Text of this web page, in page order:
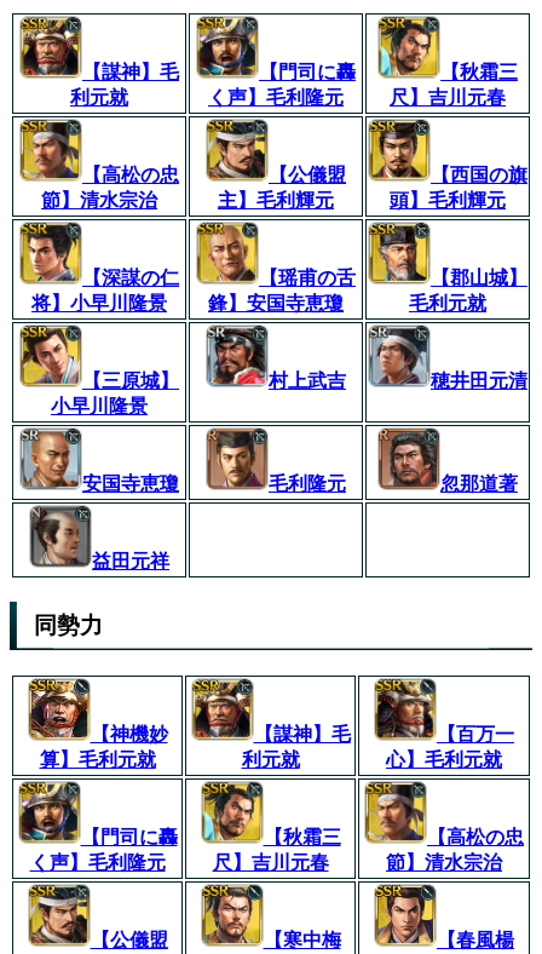
【謀神】毛
利元就
【門司に轟
く声】毛利隆元
【秋霜三
尺】吉川元春
【高松の忠
節】清水宗治
【公儀盟
主】毛利輝元
【西国の旗
頭】毛利輝元
【深謀の仁
将】小早川隆景
【瑶甫の舌
鋒】安国寺恵瓊
【郡山城】
毛利元就
【三原城】
小早川隆景
村上武吉 穂井田元清
安国寺恵瓊 毛利隆元 忽那道著
益田元祥
同勢力
【神機妙
算】毛利元就
【謀神】毛
利元就
【百万一
心】毛利元就
【門司に轟
く声】毛利隆元
【秋霜三
尺】吉川元春
【高松の忠
節】清水宗治
【公儀盟
【寒中梅
【春風楊